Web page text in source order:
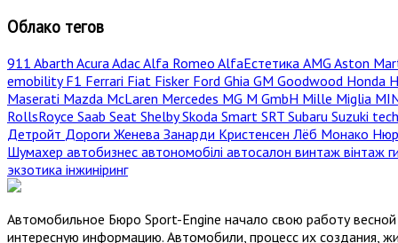
Облако тегов
911 Abarth Acura AdacAlfa Romeo AlfaЕстетика AMG Aston
emobilityF1 Ferrari Fiat Fisker Ford Ghia GM Goodwood Honda
Maserati Mazda McLaren Mercedes MG M GmbH Mille Miglia
RollsRoyce Saab Seat ShelbySkoda Smart SRT Subaru Suzuki
Детройт Дороги Женева Занарди Кристенсен Лёб Монако
Шумахер автобизнес автономобілі автосалон винтаж вінтаж
экзотика інжиніринг
Автомобильное Бюро Sport-Engine начало свою работу
интересную информацию. Автомобили, процесс их создания,